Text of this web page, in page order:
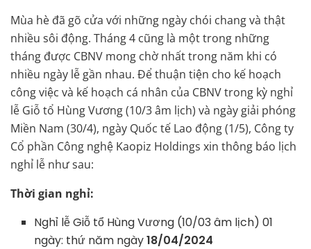
Mùa hè đã gõ cửa với những ngày chói chang và thật
nhiều sôi động. Tháng 4 cũng là một trong những
tháng được CBNV mong chờ nhất trong năm khi có
nhiều ngày lễ gần nhau. Để thuận tiện cho kế hoạch
công việc và kế hoạch cá nhân của CBNV trong kỳ nghỉ
lễ Giỗ tổ Hùng Vương (10/3 âm lịch) và ngày giải phóng
Miền Nam (30/4), ngày Quốc tế Lao động (1/5), Công ty
Cổ phần Công nghệ Kaopiz Holdings xin thông báo lịch
nghỉ lễ như sau:
Thời gian nghỉ:
Nghỉ lễ Giỗ tổ Hùng Vương (10/03 âm lịch) 01
ngày: thứ năm ngày18/04/2024